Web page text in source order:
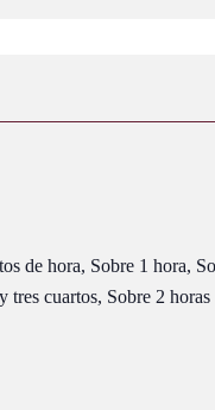
de hora, Sobre 1 hora,
tres cuartos, Sobre 2 horas